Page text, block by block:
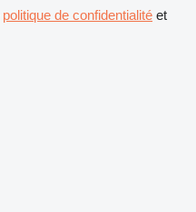
politique de confidentialité et